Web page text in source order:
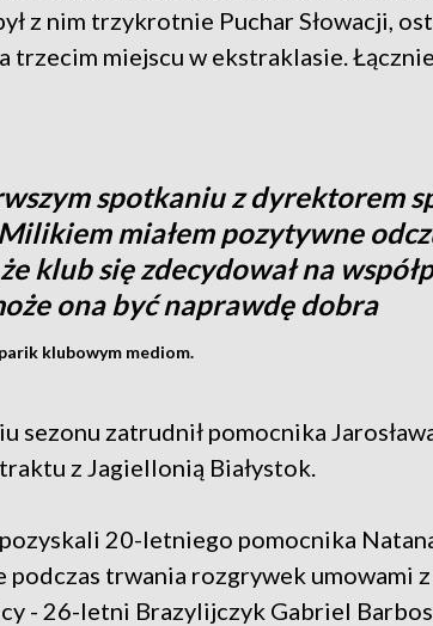
z nim trzykrotnie Puchar Słowacji,
trzecim miejscu w ekstraklasie.
spotkaniu z dyrektorem
miałem pozytywne
klub się zdecydował na
ona być naprawdę dobra
klubowym mediom.
sezonu zatrudnił pomocnika
z Jagiellonią Białystok.
20-letniego pomocnika
podczas trwania rozgrywek umowami
- 26-letni Brazylijczyk Gabriel